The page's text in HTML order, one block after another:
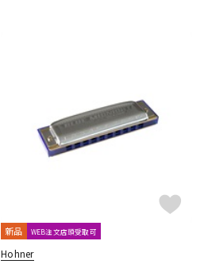
新品 WEB注文店頭受取可
Hohner